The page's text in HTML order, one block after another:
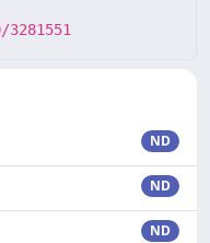
ND
ND
ND